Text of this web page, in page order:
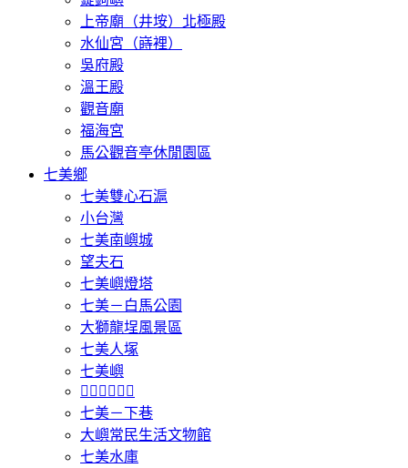
上帝廟（井垵）北極殿
水仙宮（嵵裡）
吳府殿
溫王殿
觀音廟
福海宮
馬公觀音亭休閒園區
七美鄉
七美雙心石滬
小台灣
七美南嶼城
望夫石
七美嶼燈塔
七美－白馬公園
大獅龍埕風景區
七美人塚
七美嶼
𩵺鯉灣遊憩區
七美－下巷
大嶼常民生活文物館
七美水庫